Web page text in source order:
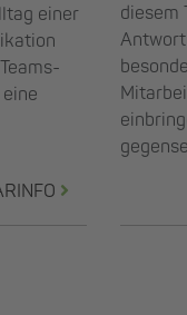
einer
diesem
Antwort